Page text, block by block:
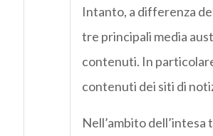
Intanto, a differenza
tre principali media
contenuti. In
contenuti dei siti di
Nell’ambito dell’intesa